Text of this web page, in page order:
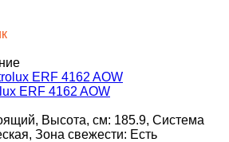
ERF 4162 AOW
Высота, см: 185.9, Система
Зона свежести: Есть